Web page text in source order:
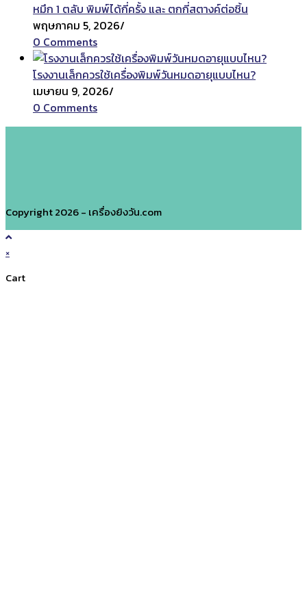
หมึก 1 ตลับ พิมพ์ได้กี่ครั้ง และ ตกกี่สตางค์ต่อชิ้น
พฤษภาคม 5, 2026/
0 Comments
โรงงานเล็กควรใช้เครื่องพิมพ์วันหมดอายุแบบไหน?
เมษายน 9, 2026/
0 Comments
Copyright 2026 - เครื่องยิงวัน.com
×
Cart